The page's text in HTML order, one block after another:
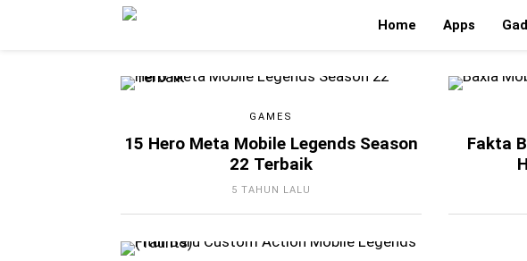
Home Apps
GAMES
15 Hero Meta Mobile Legends Season
22 Terbaik
5 TAHUN LALU
Fakta